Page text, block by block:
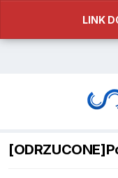
LINK